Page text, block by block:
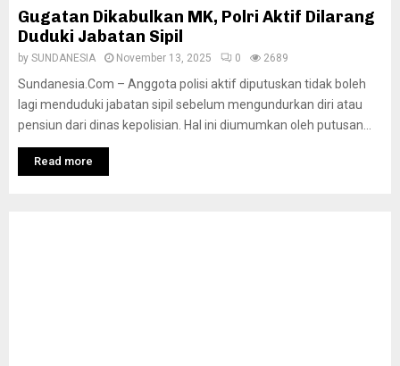
Gugatan Dikabulkan MK, Polri Aktif Dilarang
Duduki Jabatan Sipil
by SUNDANESIA November 13, 2025 0 2689
Sundanesia.Com – Anggota polisi aktif diputuskan tidak boleh
lagi menduduki jabatan sipil sebelum mengundurkan diri atau
pensiun dari dinas kepolisian. Hal ini diumumkan oleh putusan...
Read more